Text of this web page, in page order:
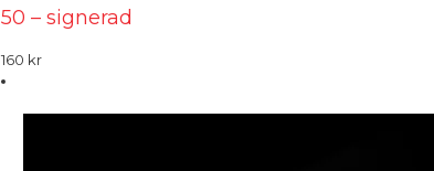
50 – signerad
160 kr